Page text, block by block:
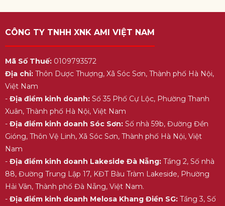
CÔNG TY TNHH XNK AMI VIỆT NAM
Mã Số Thuế:0109793572
Địa chỉ:Thôn Dược Thượng, Xã Sóc Sơn, Thành phố Hà Nội,
Việt Nam
- Địa điểm kinh doanh:Số 35 Phố Cự Lộc, Phường Thanh
Xuân, Thành phố Hà Nội, Việt Nam
- Địa điểm kinh doanh Sóc Sơn:Số nhà 59b, Đường Đền
Gióng, Thôn Vệ Linh, Xã Sóc Sơn, Thành phố Hà Nội, Việt
Nam
- Địa điểm kinh doanh Lakeside Đà Nẵng:Tầng 2, Số nhà
88, Đường Trung Lập 17, KĐT Bàu Tràm Lakeside, Phường
Hải Vân, Thành phố Đà Nẵng, Việt Nam.
- Địa điểm kinh doanh Melosa Khang Điền SG:Tầng 3, Số